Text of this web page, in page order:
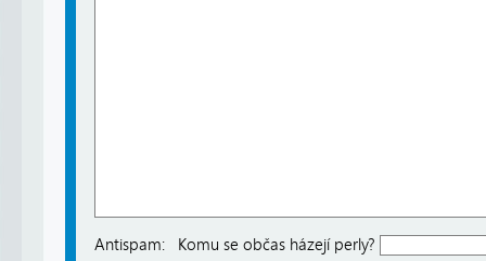
Antispam: Komu se občas házejí perly?